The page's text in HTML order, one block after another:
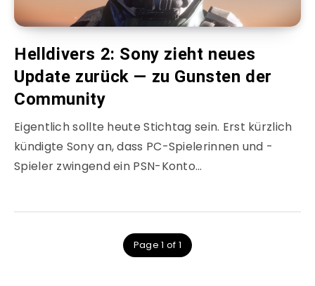
Helldivers 2: Sony zieht neues
Update zurück — zu Gunsten der
Community
Eigentlich sollte heute Stichtag sein. Erst kürzlich
kündigte Sony an, dass PC-Spielerinnen und -
Spieler zwingend ein PSN-Konto…
Page 1 of 1